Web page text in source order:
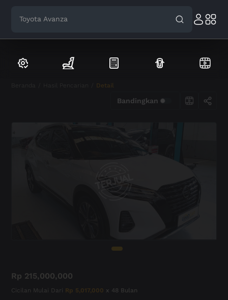
Toyota Avanza
Beranda Hasil Pencarian Detail
Bandingkan
Rp 215,000,000
Cicilan Mulai Dari Rp 5,017,000 x 48 Bulan